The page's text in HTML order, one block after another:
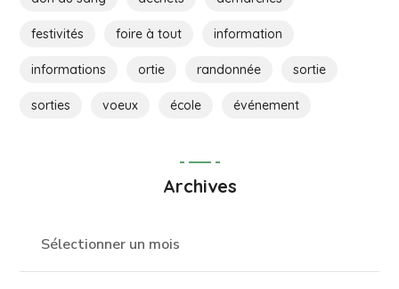
festivités foire à tout information
informations ortie randonnée sortie
sorties voeux école événement
Archives